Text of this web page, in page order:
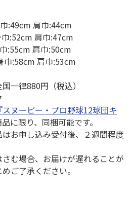
:49cm 肩巾:44cm
:52cm 肩巾:47cm
:55cm 肩巾:50cm
巾:58cm 肩巾:53cm
一律880円（税込）
スヌーピー・プロ野球12球団キ
に限り、同梱可能です。
お申し込み受付後、２週間程度
む場合、お届けが遅れることが
ご了承ください。